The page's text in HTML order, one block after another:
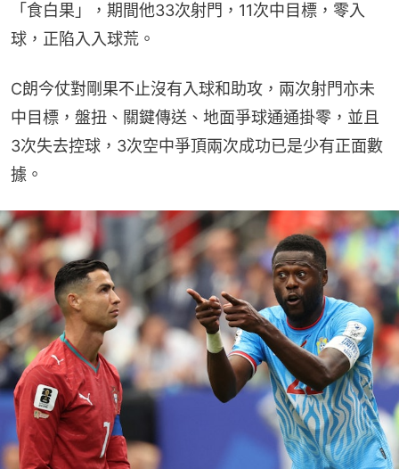
「食白果」，期間他33次射門，11次中目標，零入
球，正陷入入球荒。
C朗今仗對剛果不止沒有入球和助攻，兩次射門亦未
中目標，盤扭、關鍵傳送、地面爭球通通掛零，並且
3次失去控球，3次空中爭頂兩次成功已是少有正面數
據。